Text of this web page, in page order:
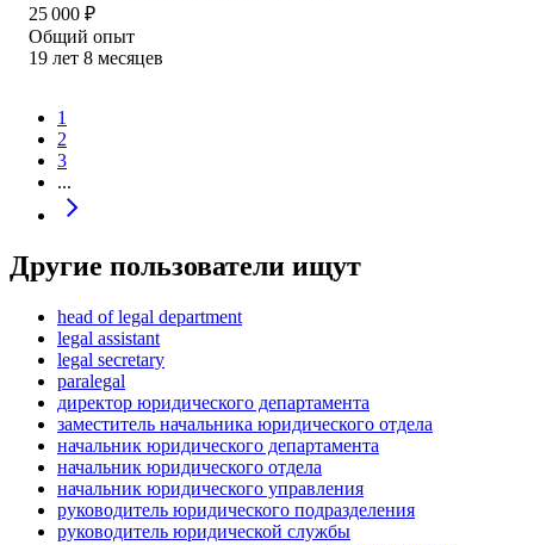
25 000 ₽
Общий опыт
19 лет 8 месяцев
1
2
3
...
Другие пользователи ищут
head of legal department
legal assistant
legal secretary
paralegal
директор юридического департамента
заместитель начальника юридического отдела
начальник юридического департамента
начальник юридического отдела
начальник юридического управления
руководитель юридического подразделения
руководитель юридической службы